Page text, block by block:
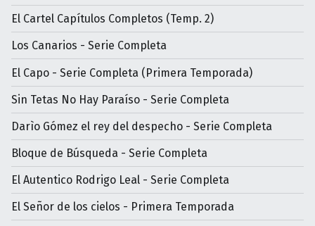
El Cartel Capítulos Completos (Temp. 2)
Los Canarios - Serie Completa
El Capo - Serie Completa (Primera Temporada)
Sin Tetas No Hay Paraíso - Serie Completa
Darìo Gómez el rey del despecho - Serie Completa
Bloque de Búsqueda - Serie Completa
El Autentico Rodrigo Leal - Serie Completa
El Señor de los cielos - Primera Temporada